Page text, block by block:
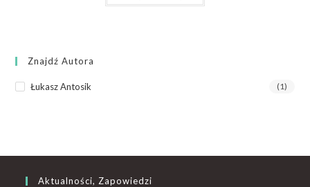
Znajdź Autora
Łukasz Antosik (1)
Aktualności, Zapowiedzi